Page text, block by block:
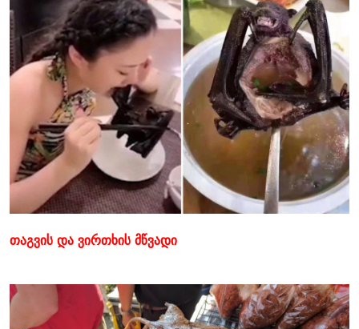
თაგვის და ვირთხის მწვადი